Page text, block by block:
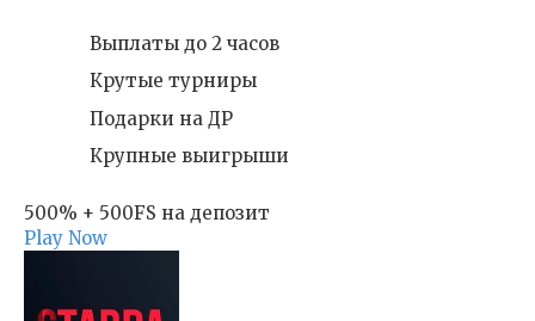
Выплаты до 2 часов
Крутые турниры
Подарки на ДР
Крупные выигрыши
500% + 500FS на депозит
Play Now